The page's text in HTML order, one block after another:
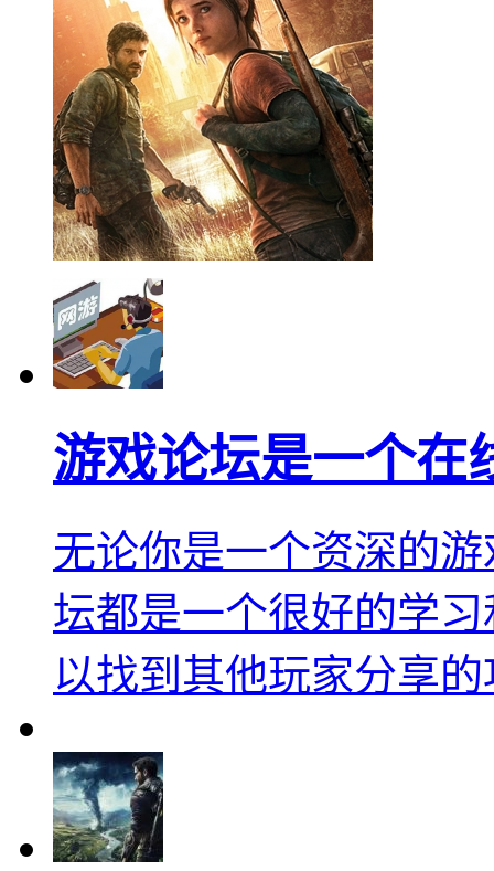
游戏论坛是一个在
无论你是一个资深的
坛都是一个很好的学
以找到其他玩家分享